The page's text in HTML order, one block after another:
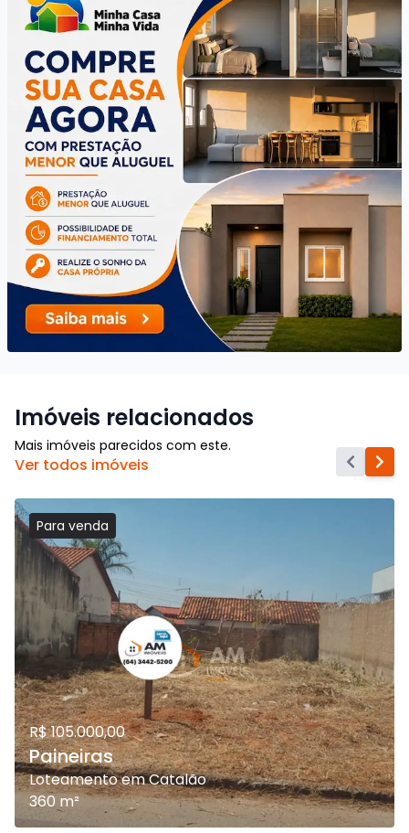
Para venda
R$ 105.000,00
Paineiras
Loteamento em Catalão
360 m²
Imóveis relacionados
Mais imóveis parecidos com este.
Ver todos imóveis